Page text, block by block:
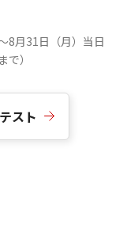
8月31日（月）当日
）
スト